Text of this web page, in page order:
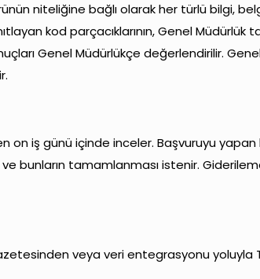
niteliğine bağlı olarak her türlü bilgi,
kod parçacıklarının, Genel
Genel Müdürlükçe değerlendirilir.
on iş günü içinde inceler. Başvuruyu
bunların tamamlanması istenir.
veya veri entegrasyonu yoluyla